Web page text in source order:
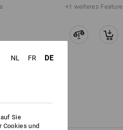
Schweiß wirkungsvoll nach außen. So
für weitere Informationen.
+1 weiteres Feature
NL FR DE
Sie
Cookies und